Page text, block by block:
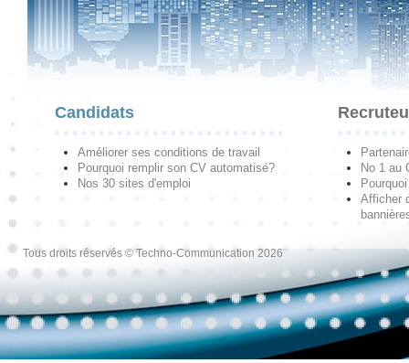
Candidats
Améliorer ses conditions de travail
Pourquoi remplir son CV automatisé?
Nos 30 sites d'emploi
No 1 au
Afficher
Tous droits réservés © Techno-Communication 2026